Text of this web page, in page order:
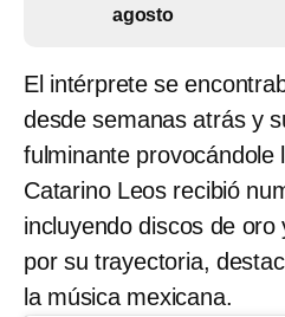
agosto
El intérprete se
desde semanas atrás y
fulminante provocándole
Catarino Leos recibió
incluyendo discos de
por su trayectoria,
la música mexicana.